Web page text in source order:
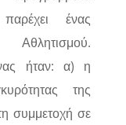
ένας
ήταν: α) η
της
συμμετοχή σε